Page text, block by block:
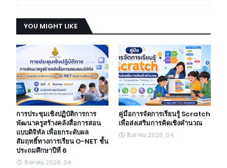
YOU MIGHT LIKE
การประชุมเชิงปฏิบัติการการ
พัฒนาครูสร้างคลังสื่อการสอน
แบบดิจิทัล เพื่อยกระดับผล
สัมฤทธิ์ทางการเรียน O-NET ชั้น
ประถมศึกษาปีที่ 6
สิงหาคม 2026, 04
คู่มือการจัดการเรียนรู้ Scratch
เพื่อส่งเสริมการคิดเชิงคำนวณ
สิงหาคม 2026, 04